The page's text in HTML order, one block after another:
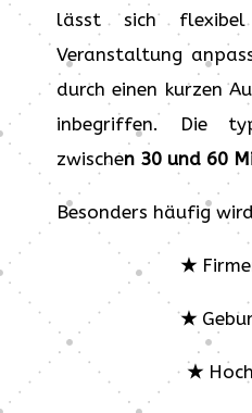
lässt sich
Veranstaltung
durch einen kurzen
inbegriffen. Die
zwischen 30 und 60
Besonders häufig
★
★
★